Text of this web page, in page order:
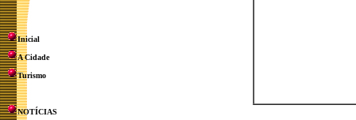
Inicial
A Cidade
Turismo
NOTÍCIAS